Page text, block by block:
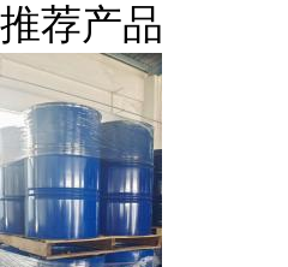
推荐产品